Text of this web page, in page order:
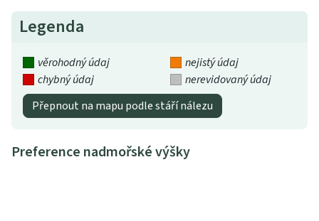
Legenda
věrohodný údaj
nejistý údaj
chybný údaj
nerevidovaný údaj
Přepnout na mapu podle stáří nálezu
Preference nadmořské výšky